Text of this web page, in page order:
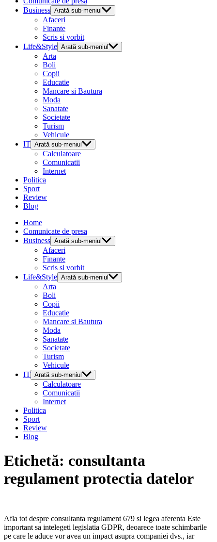
Business Arată sub-meniul
Afaceri
Finante
Scris si vorbit
Life&Style Arată sub-meniul
Arta
Boli
Copii
Educatie
Mancare si Bautura
Moda
Sanatate
Societate
Turism
Vehicule
IT Arată sub-meniul
Calculatoare
Comunicatii
Internet
Politica
Sport
Review
Blog
Home
Comunicate de presa
Business Arată sub-meniul
Afaceri
Finante
Scris si vorbit
Life&Style Arată sub-meniul
Arta
Boli
Copii
Educatie
Mancare si Bautura
Moda
Sanatate
Societate
Turism
Vehicule
IT Arată sub-meniul
Calculatoare
Comunicatii
Internet
Politica
Sport
Review
Blog
Etichetă: consultanta
regulament protectia datelor
Afla tot despre consultanta regulament 679 si legea aferenta Este
important sa intelegeti legislatia GDPR, deoarece toate schimbarile
pe care le aduce vor avea un impact asupra companiei dvs., iar